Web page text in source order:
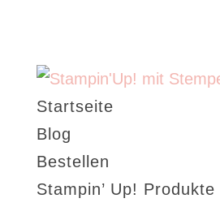
Startseite
Blog
Bestellen
Stampin’ Up!